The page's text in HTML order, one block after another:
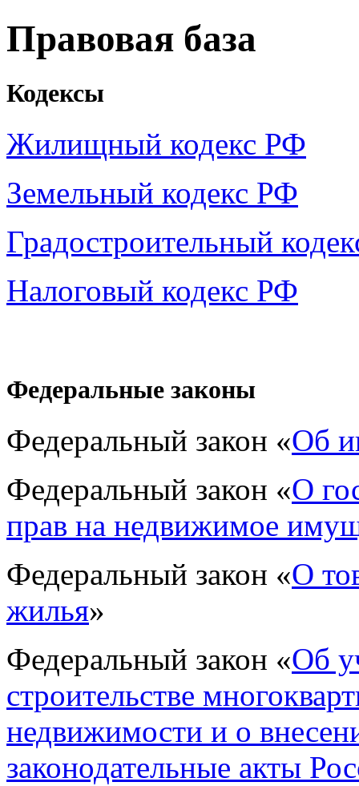
Правовая база
Кодексы
Жилищный кодекс РФ
Земельный кодекс РФ
Градостроительный
Налоговый кодекс РФ
Федеральные законы
Федеральный закон «Об
Федеральный закон «О
прав на недвижимое
Федеральный закон «О
жилья»
Федеральный закон «Об
строительстве
недвижимости и о
законодательные акты